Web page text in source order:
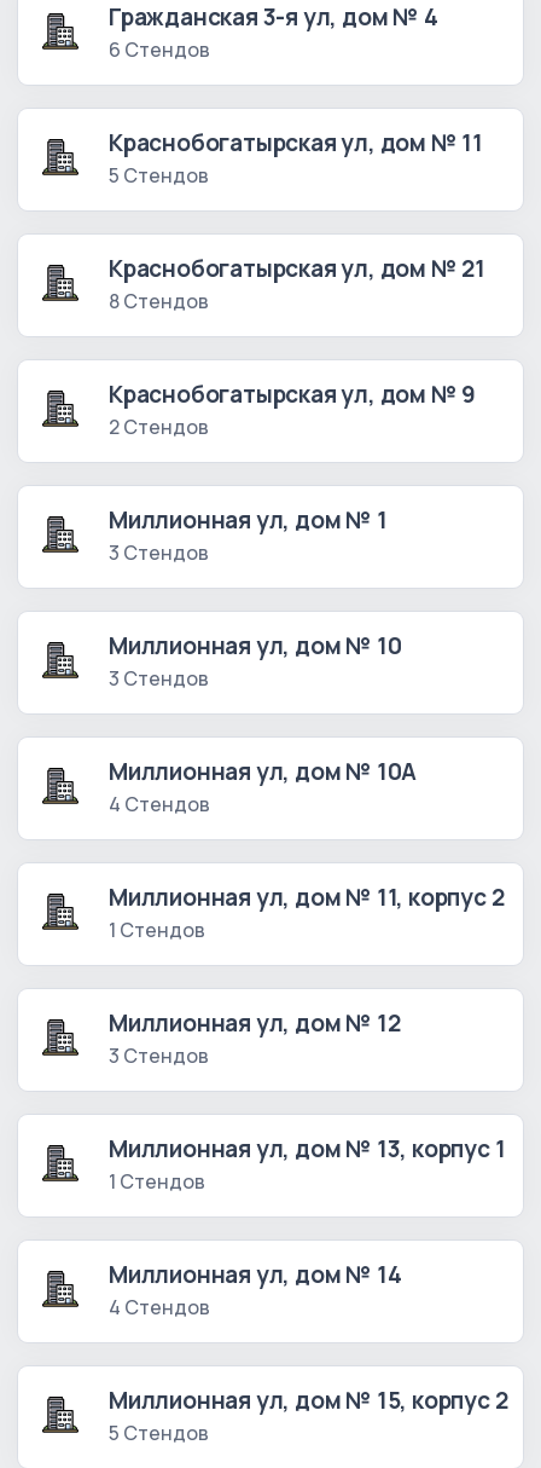
Гражданская 3-я ул, дом № 4
6 Стендов
Краснобогатырская ул, дом № 11
5 Стендов
Краснобогатырская ул, дом № 21
8 Стендов
Краснобогатырская ул, дом № 9
2 Стендов
Миллионная ул, дом № 1
3 Стендов
Миллионная ул, дом № 10
3 Стендов
Миллионная ул, дом № 10А
4 Стендов
Миллионная ул, дом № 11, корпус 2
1 Стендов
Миллионная ул, дом № 12
3 Стендов
Миллионная ул, дом № 13, корпус 1
1 Стендов
Миллионная ул, дом № 14
4 Стендов
Миллионная ул, дом № 15, корпус 2
5 Стендов